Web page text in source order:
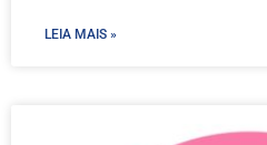
LEIA MAIS »